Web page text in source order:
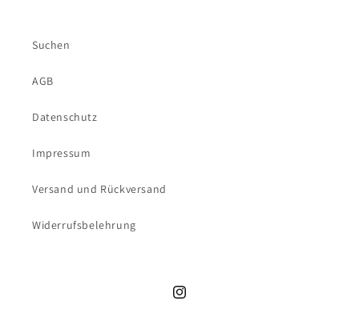
Suchen
AGB
Datenschutz
Impressum
Versand und Rückversand
Widerrufsbelehrung
Instagram